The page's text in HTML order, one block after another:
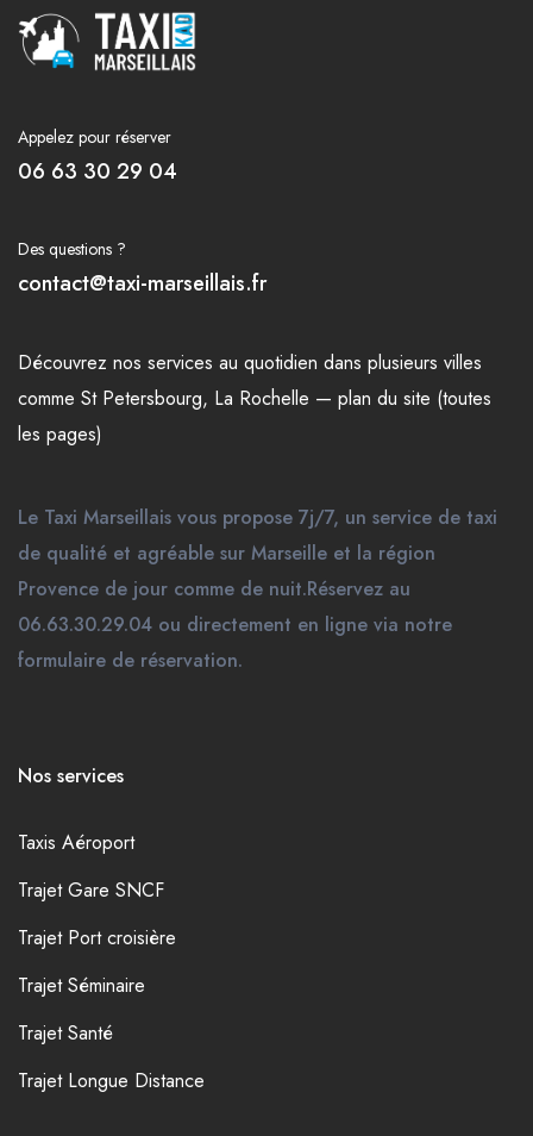
Appelez pour réserver
06 63 30 29 04
Des questions ?
contact@taxi-marseillais.fr
Découvrez nos services au quotidien dans plusieurs villes
comme St Petersbourg, La Rochelle — plan du site (toutes
les pages)
Le Taxi Marseillais vous propose 7j/7, un service de taxi
de qualité et agréable sur Marseille et la région
Provence de jour comme de nuit.Réservez au
06.63.30.29.04 ou directement en ligne via notre
formulaire de réservation.
Nos services
Taxis Aéroport
Trajet Gare SNCF
Trajet Port croisière
Trajet Séminaire
Trajet Santé
Trajet Longue Distance